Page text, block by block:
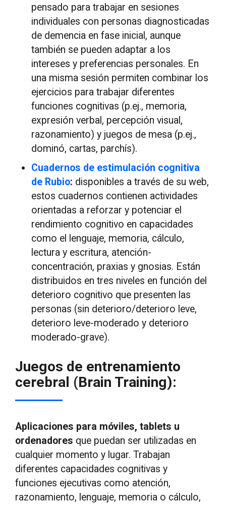
pensado para trabajar en sesiones
individuales con personas diagnosticadas
de demencia en fase inicial, aunque
también se pueden adaptar a los
intereses y preferencias personales. En
una misma sesión permiten combinar los
ejercicios para trabajar diferentes
funciones cognitivas (p.ej., memoria,
expresión verbal, percepción visual,
razonamiento) y juegos de mesa (p.ej.,
dominó, cartas, parchís).
Cuadernos de estimulación cognitiva
de Rubio: disponibles a través de su web,
estos cuadernos contienen actividades
orientadas a reforzar y potenciar el
rendimiento cognitivo en capacidades
como el lenguaje, memoria, cálculo,
lectura y escritura, atención-
concentración, praxias y gnosias. Están
distribuidos en tres niveles en función del
deterioro cognitivo que presenten las
personas (sin deterioro/deterioro leve,
deterioro leve-moderado y deterioro
moderado-grave).
Juegos de entrenamiento
cerebral (Brain Training):
Aplicaciones para móviles, tablets u
ordenadores que puedan ser utilizadas en
cualquier momento y lugar. Trabajan
diferentes capacidades cognitivas y
funciones ejecutivas como atención,
razonamiento, lenguaje, memoria o cálculo,